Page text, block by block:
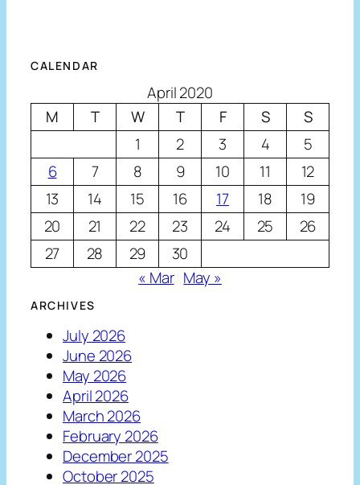
CALENDAR
April 2020
M
T W T F S
S
1
2 3 4
5
6
7 8 9 10 11
12
13
14 15 16 17 18
19
20
21 22 23 24 25
26
27
28 29
30
« Mar May »
ARCHIVES
July 2026
June 2026
May 2026
April 2026
March 2026
February 2026
December 2025
October 2025